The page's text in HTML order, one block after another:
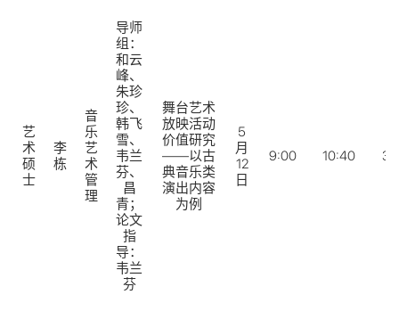
艺
术
硕
士
李
栋
音
乐
艺
术
管
理
导师
组：
和云
峰、
朱珍
珍、
韩飞
雪、
韦兰
芬、
昌
青；
论文
指
导：
韦兰
芬
舞台艺术
放映活动
价值研究
——以古
典音乐类
演出内容
为例
5
月
12
日
9:00 10:40